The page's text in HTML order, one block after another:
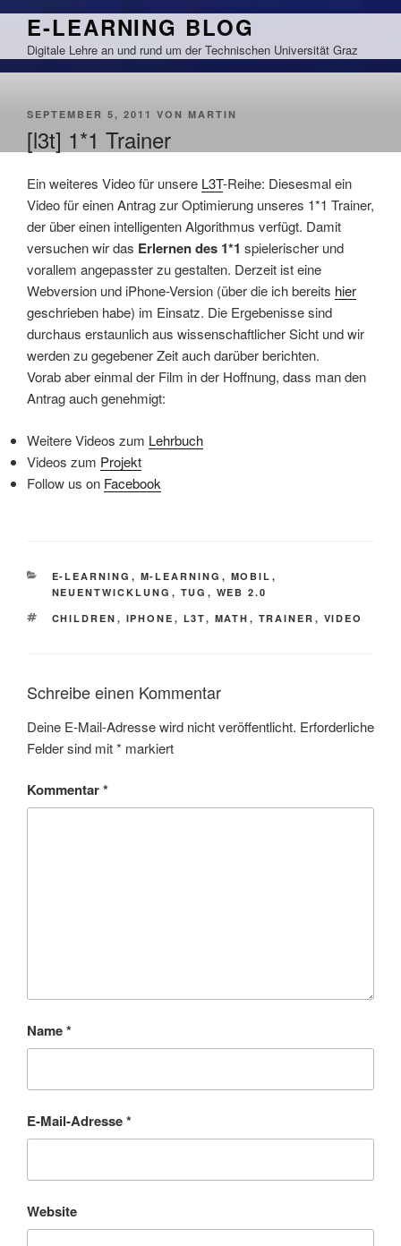
Zum
springen
E-LEARNING BLOG
Digitale Lehre an und rund um der Technischen Universität Graz
VERÖFFENTLICHT
SEPTEMBER 5, 2011 VON MARTIN
[l3t] 1*1 Trainer
Ein weiteres Video für unsere L3T-Reihe: Diesesmal ein
Video für einen Antrag zur Optimierung unseres 1*1 Trainer,
der über einen intelligenten Algorithmus verfügt. Damit
versuchen wir das Erlernen des 1*1 spielerischer und
vorallem angepasster zu gestalten. Derzeit ist eine
Webversion und iPhone-Version (über die ich bereits hier
geschrieben habe) im Einsatz. Die Ergebenisse sind
durchaus erstaunlich aus wissenschaftlicher Sicht und wir
werden zu gegebener Zeit auch darüber berichten.
Vorab aber einmal der Film in der Hoffnung, dass man den
Antrag auch genehmigt:
Weitere Videos zum Lehrbuch
Videos zum Projekt
Follow us on Facebook
KATEGORIEN
E-LEARNING , M-LEARNING , MOBIL ,
NEUENTWICKLUNG , TUG , WEB 2.0
SCHLAGWÖRTER
CHILDREN , IPHONE , L3T, MATH , TRAINER , VIDEO
Schreibe einen Kommentar
Deine E-Mail-Adresse wird nicht veröffentlicht. Erforderliche
Felder sind mit* markiert
Kommentar*
Name*
E-Mail-Adresse*
Website